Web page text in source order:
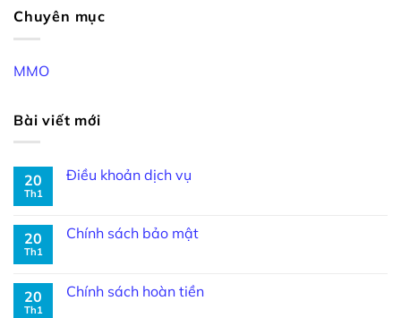
Chuyên mục
MMO
Bài viết mới
20
Th1
Điều khoản dịch vụ
20
Th1
Chính sách bảo mật
20
Th1
Chính sách hoàn tiền